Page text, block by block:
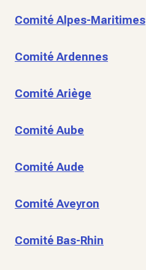
Comité Alpes-Maritimes
Comité Ardennes
Comité Ariège
Comité Aube
Comité Aude
Comité Aveyron
Comité Bas-Rhin